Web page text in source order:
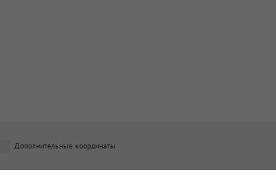
Дополнительные координаты